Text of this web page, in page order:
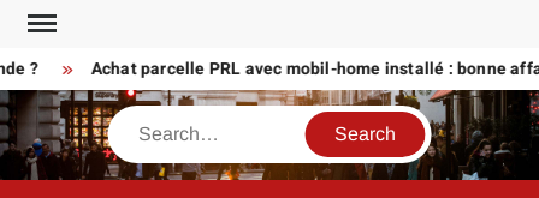
Skip
content
? Achat parcelle PRL avec mobil-home installé : bonne
Search